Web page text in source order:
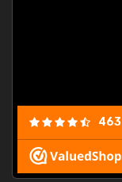
463